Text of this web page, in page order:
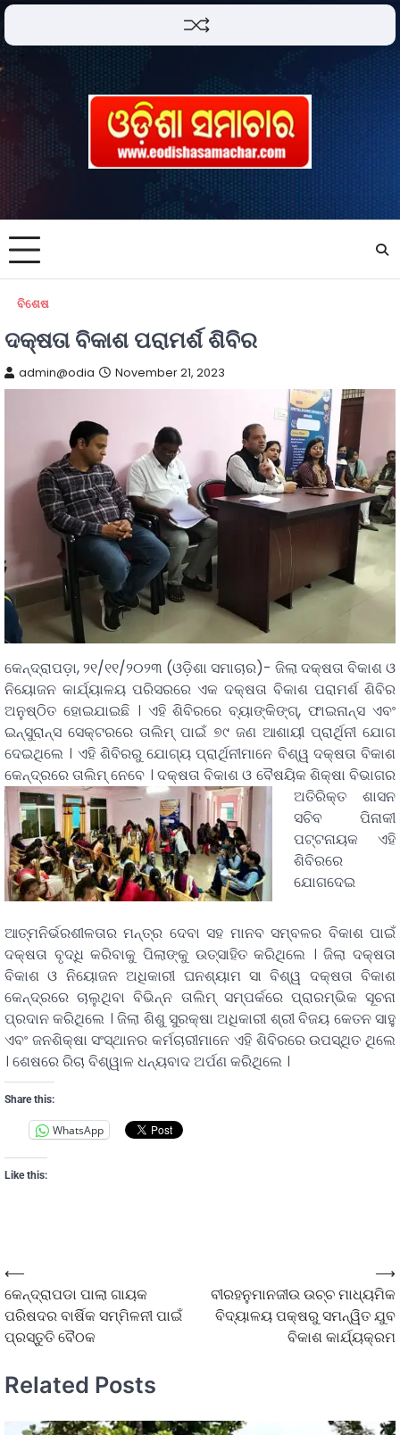
ବିଶେଷ
ଦକ୍ଷତା ବିକାଶ ପରାମର୍ଶ ଶିବିର
admin@odia November 21, 2023
କେନ୍ଦ୍ରାପଡ଼ା, ୨୧/୧୧/୨୦୨୩ (ଓଡ଼ିଶା ସମାଚାର)- ଜିଲା ଦକ୍ଷତା ବିକାଶ ଓ
ନିୟୋଜନ କାର୍ଯ୍ୟାଳୟ ପରିସରରେ ଏକ ଦକ୍ଷତା ବିକାଶ ପରାମର୍ଶ ଶିବିର
ଅନୁଷ୍ଠିତ ହୋଇଯାଇଛି । ଏହି ଶିବିରରେ ବ୍ୟାଙ୍କିଙ୍ଗ୍, ଫାଇନାନ୍ସ ଏବଂ
ଇନ୍ସୁରାନ୍ସ ସେକ୍ଟରରେ ତାଲିମ୍ ପାଇଁ ୭୯ ଜଣ ଆଶାୟୀ ପ୍ରାର୍ଥିନୀ ଯୋଗ
ଦେଇଥିଲେ । ଏହି ଶିବିରରୁ ଯୋଗ୍ୟ ପ୍ରାର୍ଥିନୀମାନେ ବିଶ୍ୱ ଦକ୍ଷତା ବିକାଶ
କେନ୍ଦ୍ରରେ ତାଲିମ୍ ନେବେ । ଦକ୍ଷତା ବିକାଶ ଓ ବୈଷୟିକ ଶିକ୍ଷା ବିଭାଗର
ଅତିରିକ୍ତ ଶାସନ
ସଚିବ ପିନାକୀ
ପଟ୍ଟନାୟକ ଏହି
ଶିବିରରେ
ଯୋଗଦେଇ
ଆତ୍ମନିର୍ଭରଶୀଳତାର ମନ୍ତ୍ର ଦେବା ସହ ମାନବ ସମ୍ବଳର ବିକାଶ ପାଇଁ
ଦକ୍ଷତା ବୃଦ୍ଧି କରିବାକୁ ପିଲାଙ୍କୁ ଉତ୍ସାହିତ କରିଥିଲେ । ଜିଲା ଦକ୍ଷତା
ବିକାଶ ଓ ନିୟୋଜନ ଅଧିକାରୀ ଘନଶ୍ୟାମ ସା ବିଶ୍ୱ ଦକ୍ଷତା ବିକାଶ
କେନ୍ଦ୍ରରେ ଚାଲୁଥିବା ବିଭିନ୍ନ ତାଲିମ୍ ସମ୍ପର୍କରେ ପ୍ରାରମ୍ଭିକ ସୂଚନା
ପ୍ରଦାନ କରିଥିଲେ । ଜିଲା ଶିଶୁ ସୁରକ୍ଷା ଅଧିକାରୀ ଶ୍ରୀ ବିଜୟ କେତନ ସାହୁ
ଏବଂ ଜନଶିକ୍ଷା ସଂସ୍ଥାନର କର୍ମଚାରୀମାନେ ଏହି ଶିବିରରେ ଉପସ୍ଥିତ ଥିଲେ
। ଶେଷରେ ରିଚା ବିଶ୍ୱାଳ ଧନ୍ୟବାଦ ଅର୍ପଣ କରିଥିଲେ ।
Share this:
WhatsApp
Like this:
⟵
କେନ୍ଦ୍ରାପଡା ପାଲା ଗାୟକ
ପରିଷଦର ବାର୍ଷିକ ସମ୍ମିଳନୀ ପାଇଁ
ପ୍ରସ୍ତୁତି ବୈଠକ
ବୀରହନୁମାନଜୀଉ ଉଚ୍ଚ ମାଧ୍ୟମିକ
ବିଦ୍ୟାଳୟ ପକ୍ଷରୁ ସମନ୍ୱିତ ଯୁବ
ବିକାଶ କାର୍ଯ୍ୟକ୍ରମ
⟶
Related Posts